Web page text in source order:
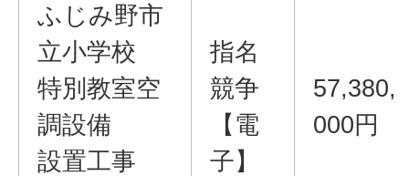
ふじみ野市
立小学校
特別教室空
調設備
設置工事
指名
競争
【電
子】
57,380,
000円